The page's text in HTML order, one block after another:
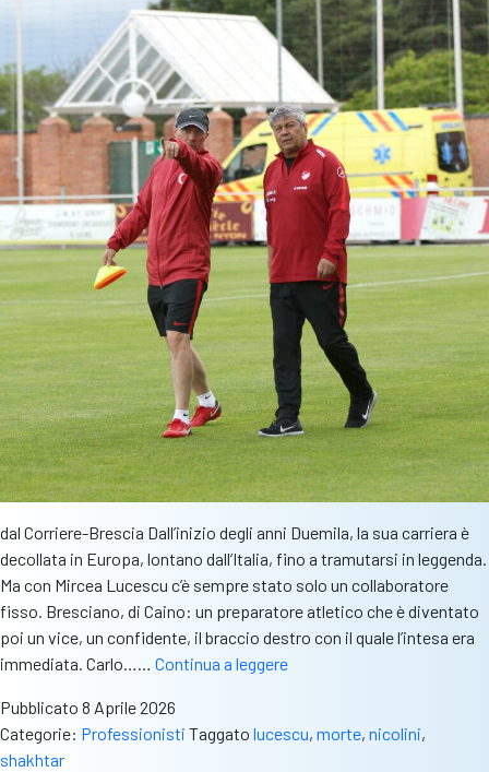
dal Corriere-Brescia Dall’inizio degli anni Duemila, la sua carriera è
decollata in Europa, lontano dall’Italia, fino a tramutarsi in leggenda.
Ma con Mircea Lucescu c’è sempre stato solo un collaboratore
fisso. Bresciano, di Caino: un preparatore atletico che è diventato
poi un vice, un confidente, il braccio destro con il quale l’intesa era
immediata. Carlo…… Continua a leggereAddio
Il
Pubblicato 8 Aprile 2026
Categorie: Professionisti Taggato lucescu, morte, nicolini,
shakhtar